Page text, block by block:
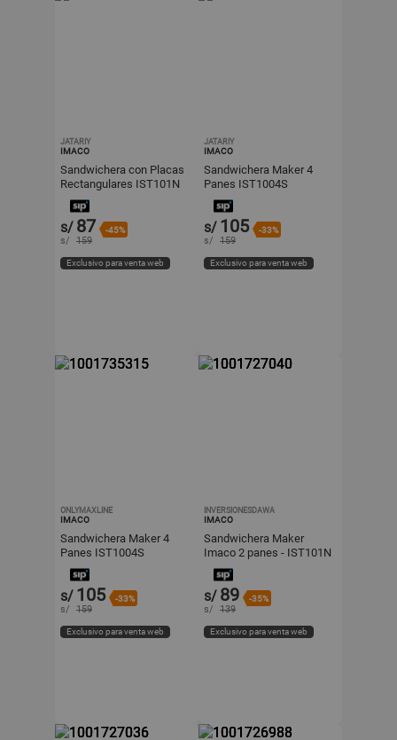
JATARIY
IMACO
Sandwichera con Placas
Rectangulares IST101N
Negro 750W
s/ 87 -45%
s/ 159
Exclusivo para venta web
JATARIY
IMACO
Sandwichera Maker 4
Panes IST1004S
s/ 105 -33%
s/ 159
Exclusivo para venta web
ONLYMAXLINE
IMACO
Sandwichera Maker 4
Panes IST1004S
s/ 105 -33%
s/ 159
Exclusivo para venta web
INVERSIONESDAWA
IMACO
Sandwichera Maker
Imaco 2 panes - IST101N
s/ 89 -35%
s/ 139
Exclusivo para venta web